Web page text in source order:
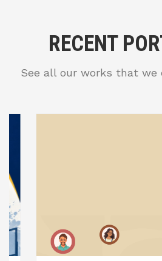
RECENT
See all our works that we